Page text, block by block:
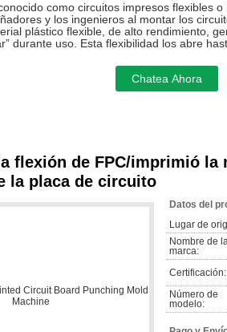
como circuitos impresos flexibles
y los ingenieros al montar los
plástico flexible, de alto rendimiento,
durante uso. Esta flexibilidad los abre
flexión de FPC/imprimió la
la placa de circuito
Datos del
Lugar de
Nombre de
marca:
Certificación:
Número de
modelo: